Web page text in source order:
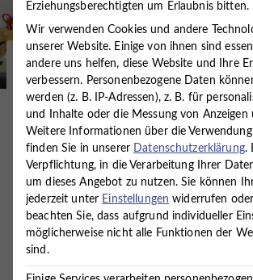
Startseite / Presse / News /
LOGOPÄDIE GOES
KINDERGARTEN
4. Dezember 2018
und Kindertagesstätten in und rund um
Erziehungsberechtigten um Erlaubnis bitten.
Wir verwenden Cookies und andere
unserer Website. Einige von ihnen sind
andere uns helfen, diese Website und Ihre
verbessern. Personenbezogene Daten
werden (z. B. IP-Adressen), z. B. für
und Inhalte oder die Messung von Anzeigen
Weitere Informationen über die
finden Sie in unserer Datenschutzerklärung.
Verpflichtung, in die Verarbeitung Ihrer
um dieses Angebot zu nutzen. Sie können
jederzeit unter Einstellungen widerrufen
beachten Sie, dass aufgrund individueller
möglicherweise nicht alle Funktionen der
sind.